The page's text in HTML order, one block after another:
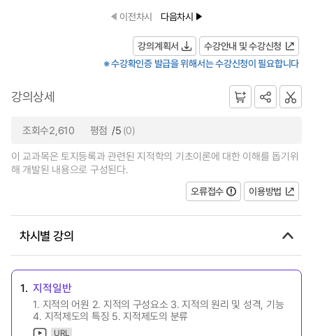
이전차시 다음차시
강의계획서
수강안내 및 수강신청
※ 수강확인증 발급을 위해서는 수강신청이 필요합니다
강의상세
조회수2,610 평점 /5 (0)
이 교과목은 토지등록과 관련된 지적학의 기초이론에 대한 이해를 돕기위
해 개발된 내용으로 구성된다.
오류접수
이용방법
차시별 강의
1. 지적일반
1. 지적의 어원 2. 지적의 구성요소 3. 지적의 원리 및 성격, 기능
4. 지적제도의 특징 5. 지적제도의 분류
URL